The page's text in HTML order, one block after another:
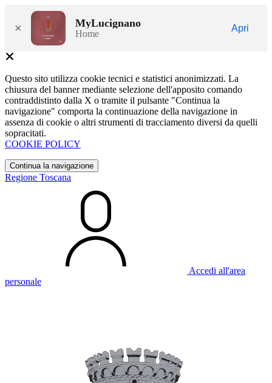
× MyLucignano
Home
Apri
Questo sito utilizza cookie tecnici e statistici anonimizzati. La
chiusura del banner mediante selezione dell'apposito comando
contraddistinto dalla X o tramite il pulsante "Continua la
navigazione" comporta la continuazione della navigazione in
assenza di cookie o altri strumenti di tracciamento diversi da quelli
sopracitati.
COOKIE POLICY
Continua la navigazione
Regione Toscana
Accedi all'area
personale